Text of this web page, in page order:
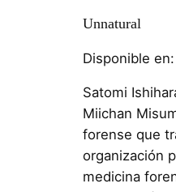
Unnatural
Disponible
Satomi
Miichan
forense que
organización
medicina